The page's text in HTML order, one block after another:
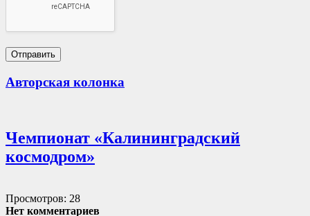
Авторская колонка
Чемпионат «Калининградский
космодром»
Просмотров: 28
Нет комментариев